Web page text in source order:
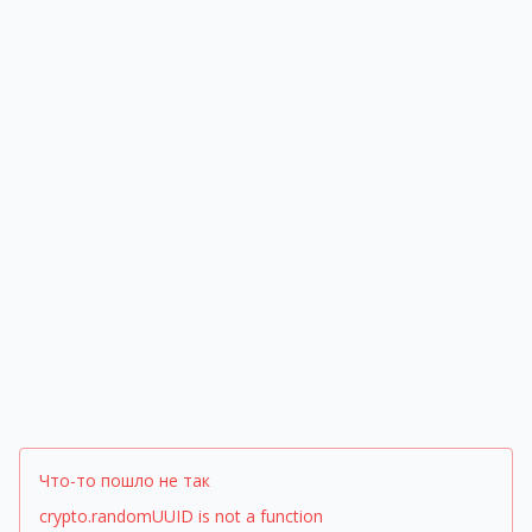
Что-то пошло не так
crypto.randomUUID is not a function